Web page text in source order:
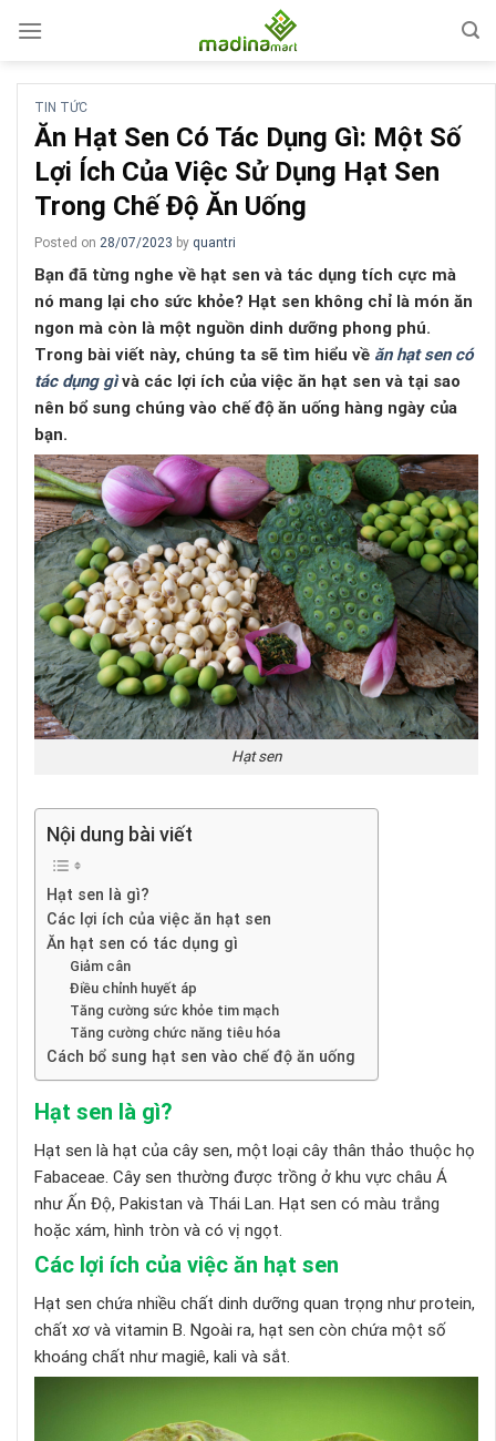
TIN TỨC
Ăn Hạt Sen Có Tác Dụng Gì: Một Số
Lợi Ích Của Việc Sử Dụng Hạt Sen
Trong Chế Độ Ăn Uống
Posted on 28/07/2023 by quantri
Bạn đã từng nghe về hạt sen và tác dụng tích cực mà
nó mang lại cho sức khỏe? Hạt sen không chỉ là món ăn
ngon mà còn là một nguồn dinh dưỡng phong phú.
Trong bài viết này, chúng ta sẽ tìm hiểu về ăn hạt sen có
tác dụng gìvà các lợi ích của việc ăn hạt sen và tại sao
nên bổ sung chúng vào chế độ ăn uống hàng ngày của
bạn.
Hạt sen
Nội dung bài viết
Hạt sen là gì?
Các lợi ích của việc ăn hạt sen
Ăn hạt sen có tác dụng gì
Giảm cân
Điều chỉnh huyết áp
Tăng cường sức khỏe tim mạch
Tăng cường chức năng tiêu hóa
Cách bổ sung hạt sen vào chế độ ăn uống
Hạt sen là gì?
Hạt sen là hạt của cây sen, một loại cây thân thảo thuộc họ
Fabaceae. Cây sen thường được trồng ở khu vực châu Á
như Ấn Độ, Pakistan và Thái Lan. Hạt sen có màu trắng
hoặc xám, hình tròn và có vị ngọt.
Các lợi ích của việc ăn hạt sen
Hạt sen chứa nhiều chất dinh dưỡng quan trọng như protein,
chất xơ và vitamin B. Ngoài ra, hạt sen còn chứa một số
khoáng chất như magiê, kali và sắt.